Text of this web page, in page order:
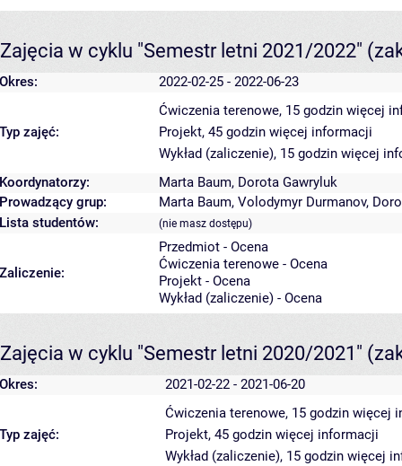
Zajęcia w cyklu "Semestr letni 2021/2022"
Okres: 2022-02-25 - 2022-06-23
Typ zajęć:
Ćwiczenia terenowe, 15 godzin więcej
Projekt, 45 godzin więcej informacji
Wykład (zaliczenie), 15 godzin więcej
Koordynatorzy:
Marta Baum, Dorota Gawryluk
Prowadzący grup:
Marta Baum, Volodymyr Durmanov,
Lista studentów:
(nie masz dostępu)
Zaliczenie:
Przedmiot - Ocena
Ćwiczenia terenowe - Ocena
Projekt - Ocena
Wykład (zaliczenie) - Ocena
Zajęcia w cyklu "Semestr letni 2020/2021"
Okres: 2021-02-22 - 2021-06-20
Typ zajęć:
Ćwiczenia terenowe, 15 godzin więcej
Projekt, 45 godzin więcej informacji
Wykład (zaliczenie), 15 godzin więcej